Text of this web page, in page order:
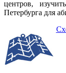
центров,
Петербурга для